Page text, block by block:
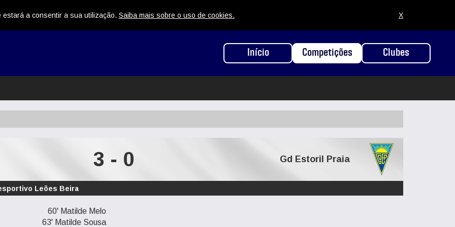
estará a consentir a sua utilização. Saiba mais sobre o uso de cookies. X
Início Competições Clubes
3 - 0 Gd Estoril Praia
Leões Beira
60' Matilde Melo
63' Matilde Sousa